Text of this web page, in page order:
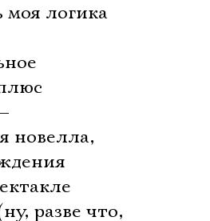
моя логика
новелла,
разве что,